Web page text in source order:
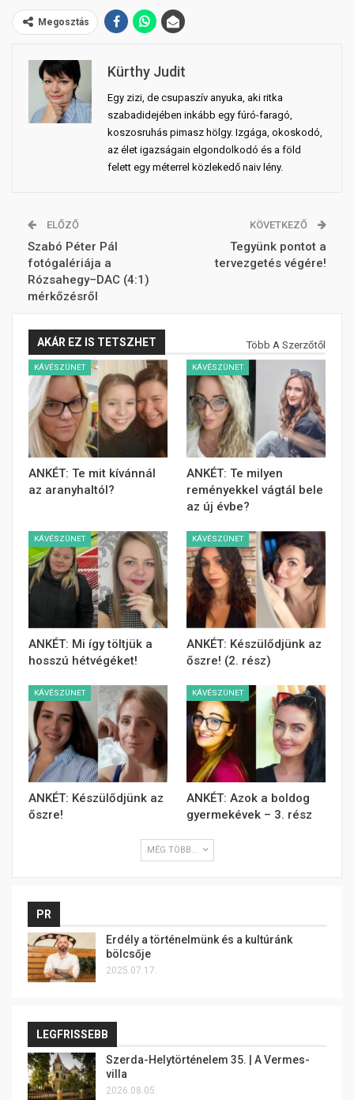
Megosztás
Kürthy Judit
Egy zizi, de csupaszív anyuka, aki ritka
szabadidejében inkább egy fúró-faragó,
koszosruhás pimasz hölgy. Izgága, okoskodó,
az élet igazságain elgondolkodó és a föld
felett egy méterrel közlekedő naiv lény.
ELŐZŐ
Szabó Péter Pál
fotógalériája a
Rózsahegy–DAC (4:1)
mérkőzésről
KÖVETKEZŐ
Tegyünk pontot a
tervezgetés végére!
AKÁR EZ IS TETSZHET Több A Szerzőtől
KÁVÉSZÜNET
ANKÉT: Te mit kívánnál
az aranyhaltól?
KÁVÉSZÜNET
ANKÉT: Te milyen
reményekkel vágtál bele
az új évbe?
KÁVÉSZÜNET
ANKÉT: Mi így töltjük a
hosszú hétvégéket!
KÁVÉSZÜNET
ANKÉT: Készülődjünk az
őszre! (2. rész)
KÁVÉSZÜNET
ANKÉT: Készülődjünk az
őszre!
KÁVÉSZÜNET
ANKÉT: Azok a boldog
gyermekévek – 3. rész
MÉG TÖBB...
PR
Erdély a történelmünk és a kultúránk
bölcsője
2025.07.17.
LEGFRISSEBB
Szerda-Helytörténelem 35. | A Vermes-
villa
2026.08.05.